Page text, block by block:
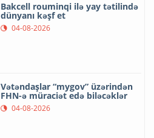
Bakcell rouminqi ilə yay tətilində
dünyanı kəşf et
04-08-2026
Vətəndaşlar “mygov” üzərindən
FHN-ə müraciət edə biləcəklər
04-08-2026